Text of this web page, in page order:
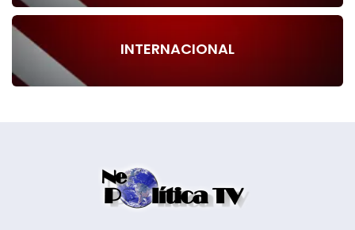
INTERNACIONAL